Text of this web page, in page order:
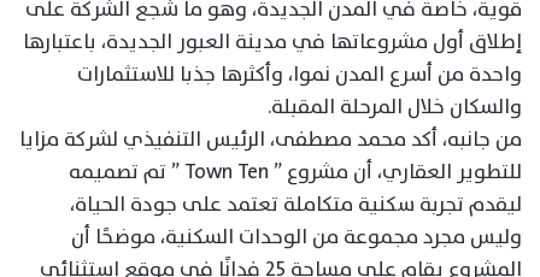
قوية، خاصة في المدن الجديدة، وهو ما شجع الشركة على
إطلاق أول مشروعاتها في مدينة العبور الجديدة، باعتبارها
واحدة من أسرع المدن نموا، وأكثرها جذبا للاستثمارات
والسكان خلال المرحلة المقبلة.
من جانبه، أكد محمد مصطفى، الرئيس التنفيذي لشركة مزايا
للتطوير العقاري، أن مشروع ” Town Ten ” تم تصميمه
ليقدم تجربة سكنية متكاملة تعتمد على جودة الحياة،
وليس مجرد مجموعة من الوحدات السكنية، موضحًا أن
المشروع يقام على مساحة 25 فدانًا في موقع استثنائي